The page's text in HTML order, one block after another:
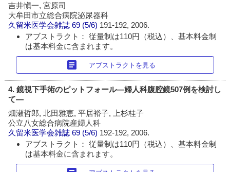
吉井愼一, 宮原司
大牟田市立総合病院泌尿器科
久留米医学会雑誌 69 (5/6) 191-192, 2006.
アブストラクト： 従量制は110円（税込）、基本料金制
は基本料金に含まれます。
article アブストラクトを見る
4. 鏡視下手術のピットフォール―婦人科腹腔鏡507例を検討し
て―
畑瀬哲郎, 北田雅恵, 平居裕子, 上杉桂子
公立八女総合病院産婦人科
久留米医学会雑誌 69 (5/6) 192-192, 2006.
アブストラクト： 従量制は110円（税込）、基本料金制
は基本料金に含まれます。